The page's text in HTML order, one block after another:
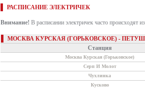
РАСПИСАНИЕ ЭЛЕКТРИЧЕК
Внимание! В расписании электричек часто происходят
МОСКВА КУРСКАЯ (ГОРЬКОВСКОЕ) -
Станция
Москва Курская (Горьковское)
Серп И Молот
Чухлинка
Кусково